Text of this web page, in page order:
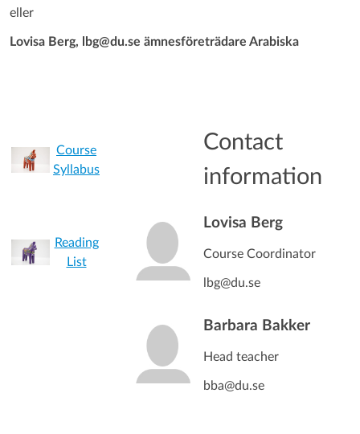
eller
Lovisa Berg, lbg@du.se ämnesföreträdare Arabiska
Course
Syllabus
Contact
information
Reading
List
Lovisa Berg
Course Coordinator
lbg@du.se
Barbara Bakker
Head teacher
bba@du.se